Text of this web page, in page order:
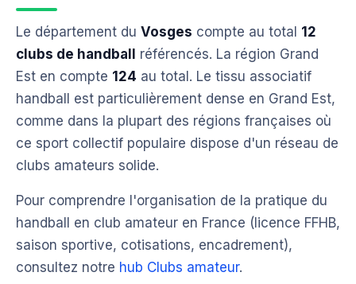
Le département du Vosges compte au total 12
clubs de handball
référencés. La région Grand
Est en compte 124 au total. Le tissu associatif
handball est particulièrement dense en Grand Est,
comme dans la plupart des régions françaises où
ce sport collectif populaire dispose d'un réseau de
clubs amateurs solide.
Pour comprendre l'organisation de la pratique du
handball en club amateur en France (licence FFHB,
saison sportive, cotisations, encadrement),
consultez notre hub Clubs amateur.